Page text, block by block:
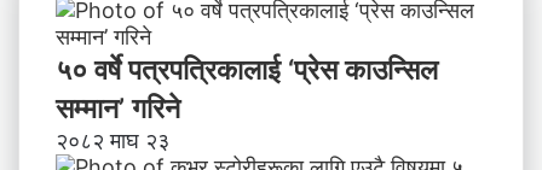
५० वर्षे पत्रपत्रिकालाई ‘प्रेस काउन्सिल
सम्मान’ गरिने
२०८२ माघ २३